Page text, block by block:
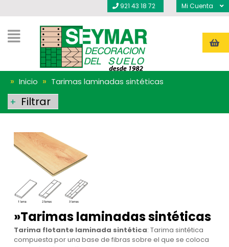
921 43 18 72 Mi Cuenta
» Inicio » Tarimas laminadas sintéticas
+ Filtrar
»Tarimas laminadas sintéticas
Tarima flotante laminada sintética: Tarima sintética
compuesta por una base de fibras sobre el que se coloca